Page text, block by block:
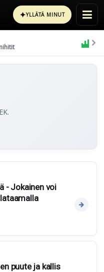
✦YLLÄTÄ MINUT
- Jokainen voi
puute ja kallis